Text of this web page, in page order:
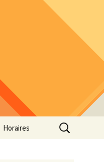
Horaires
Rechercher :